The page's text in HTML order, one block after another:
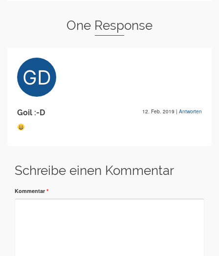
One Response
Goil :-D 12. Feb. 2019 | Antworten
Schreibe einen Kommentar
Kommentar *